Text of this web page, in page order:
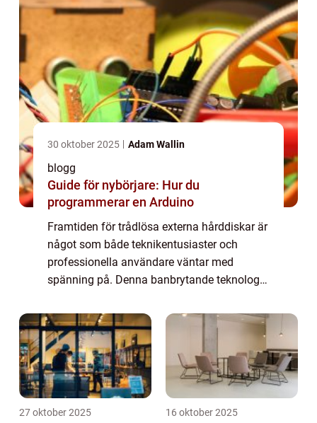
30 oktober 2025 Adam Wallin
blogg
Guide för nybörjare: Hur du
programmerar en Arduino
Framtiden för trådlösa externa hårddiskar är
något som både teknikentusiaster och
professionella användare väntar med
spänning på. Denna banbrytande teknologi
27 oktober 2025 16 oktober 2025